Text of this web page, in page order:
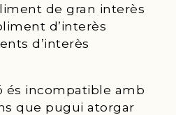
de gran interès
d’interès
d’interès
és incompatible amb
que pugui atorgar